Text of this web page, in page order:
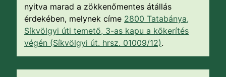
nyitva marad a zökkenőmentes átállás
érdekében, melynek címe 2800 Tatabánya,
Síkvölgyi úti temető, 3-as kapu a kőkerítés
végén (Síkvölgyi út. hrsz. 01009/12).